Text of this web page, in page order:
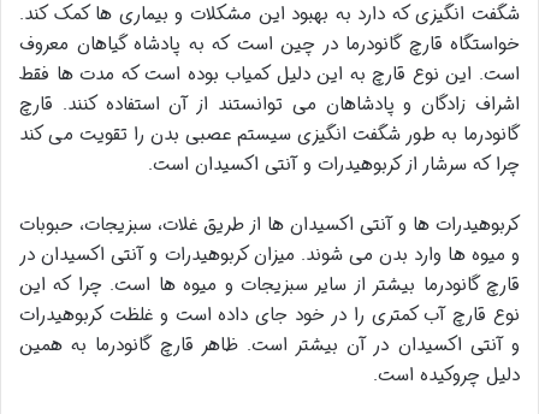
شگفت انگیزی که دارد به بهبود این مشکلات و بیماری ها کمک کند.
خواستگاه قارچ گانودرما در چین است که به پادشاه گیاهان معروف
است. این نوع قارچ به این دلیل کمیاب بوده است که مدت ها فقط
اشراف زادگان و پادشاهان می توانستند از آن استفاده کنند. قارچ
گانودرما به طور شگفت انگیزی سیستم عصبی بدن را تقویت می کند
چرا که سرشار از کربوهیدرات و آنتی اکسیدان است.
کربوهیدرات ها و آنتی اکسیدان ها از طریق غلات، سبزیجات، حبوبات
و میوه ها وارد بدن می شوند. میزان کربوهیدرات و آنتی اکسیدان در
قارچ گانودرما بیشتر از سایر سبزیجات و میوه ها است. چرا که این
نوع قارچ آب کمتری را در خود جای داده است و غلظت کربوهیدرات
و آنتی اکسیدان در آن بیشتر است. ظاهر قارچ گانودرما به همین
دلیل چروکیده است.